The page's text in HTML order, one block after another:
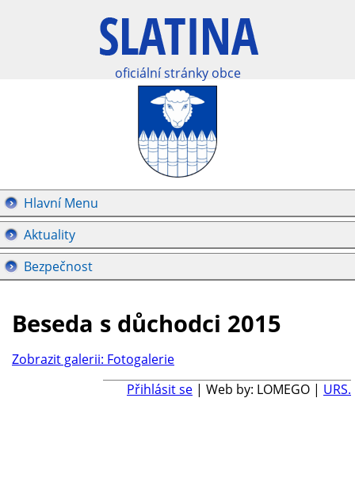
oficiální stránky obce
Hlavní Menu
Aktuality
Bezpečnost
Beseda s důchodci 2015
Zobrazit galerii: Fotogalerie
Přihlásit se | Web by: LOMEGO | URS.